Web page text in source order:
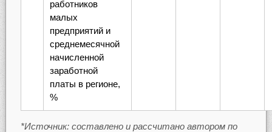
работников
малых
предприятий и
среднемесячной
начисленной
заработной
платы в регионе,
%
*Источник: составлено и рассчитано автором по